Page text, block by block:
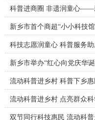
科普进商圈 非遗润童心——
新乡市首个商超“小小科技
科技志愿润童心 科普服务
新乡市举办“红心向党庆华
流动科普进乡村 科普下乡
流动科普进乡村 点亮群众
双节同行科技惠民 流动科